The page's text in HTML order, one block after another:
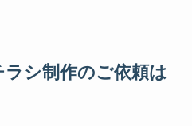
シ制作のご依頼は